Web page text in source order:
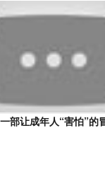
部让成年人“害怕”的